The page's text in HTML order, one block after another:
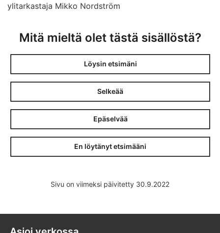
ylitarkastaja Mikko Nordström
Mitä mieltä olet tästä sisällöstä?
Löysin etsimäni
Selkeää
Epäselvää
En löytänyt etsimääni
Sivu on viimeksi päivitetty 30.9.2022